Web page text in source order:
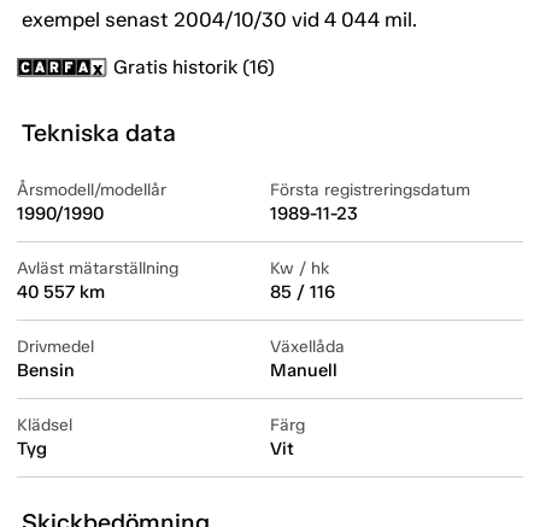
exempel senast 2004/10/30 vid 4 044 mil.
Gratis historik (16)
Tekniska data
Årsmodell/modellår
1990/1990
Första registreringsdatum
1989-11-23
Avläst mätarställning
40 557 km
Kw / hk
85 / 116
Drivmedel
Bensin
Växellåda
Manuell
Klädsel
Tyg
Färg
Vit